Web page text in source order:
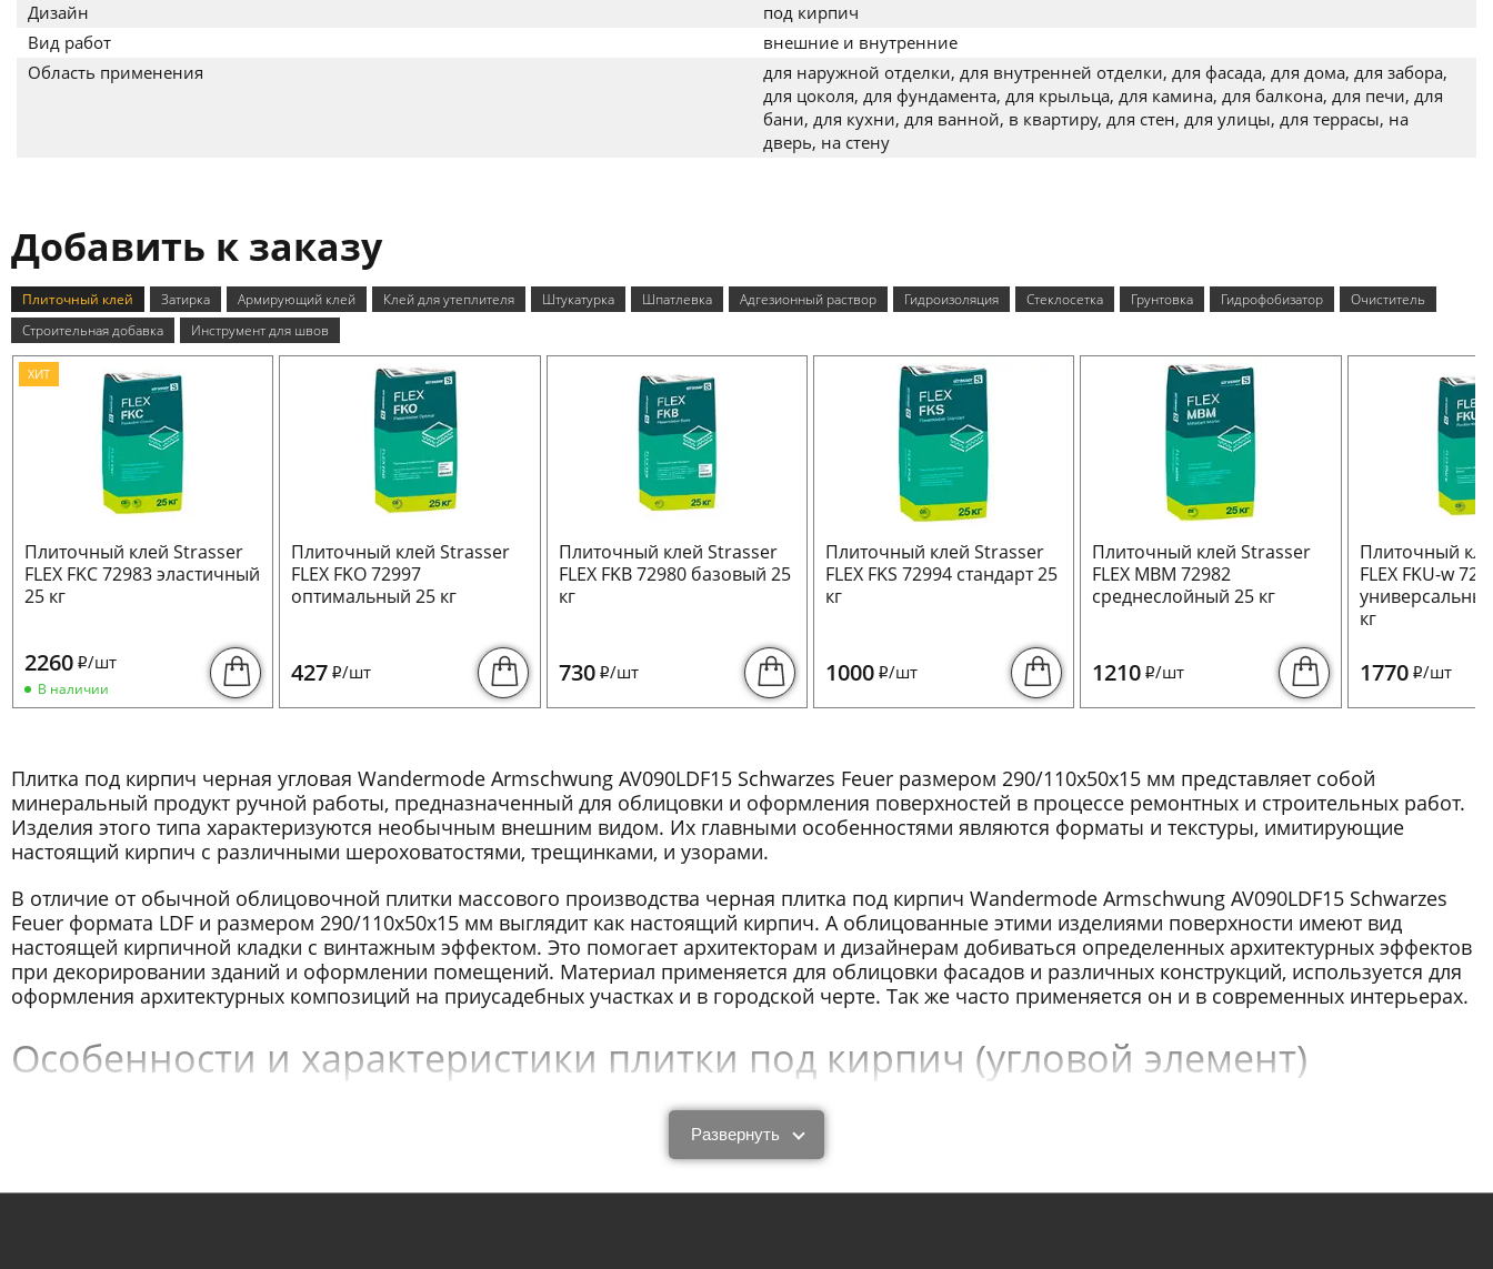
Дизайн
под кирпич
Вид работ
внешние и внутренние
Область применения
для наружной отделки, для внутренней отделки, для фасада, для дома, для забора,
для цоколя, для фундамента, для крыльца, для камина, для балкона, для печи, для
бани, для кухни, для ванной, в квартиру, для стен, для улицы, для террасы, на
дверь, на стену
Добавить к заказу
Плиточный клей Затирка Армирующий клей Клей для утеплителя Штукатурка Шпатлевка Адгезионный раствор Гидроизоляция Стеклосетка Грунтовка Гидрофобизатор
Очиститель
Строительная добавка
Инструмент для швов
ХИТ
Плиточный клей Strasser
FLEX FKC 72983 эластичный
25 кг
2260 i/шт
В наличии
Плиточный клей Strasser
FLEX FKO 72997
оптимальный 25 кг
427 i/шт
Плиточный клей Strasser
FLEX FKB 72980 базовый 25
кг
730 i/шт
Плиточный клей Strasser
FLEX FKS 72994 стандарт 25
кг
1000 i/шт
Плиточный клей Strasser
FLEX MBM 72982
среднеслойный 25 кг
1210 i/шт
Плиточный
FLEX FKU-w
кг
1770 i/шт
Плитка под кирпич черная угловая Wandermode Armschwung AV090LDF15 Schwarzes Feuer размером 290/110x50x15 мм представляет собой
минеральный продукт ручной работы, предназначенный для облицовки и оформления поверхностей в процессе ремонтных и строительных работ.
Изделия этого типа характеризуются необычным внешним видом. Их главными особенностями являются форматы и текстуры, имитирующие
настоящий кирпич с различными шероховатостями, трещинками, и узорами.
В отличие от обычной облицовочной плитки массового производства черная плитка под кирпич Wandermode Armschwung AV090LDF15 Schwarzes
Feuer формата LDF и размером 290/110x50x15 мм выглядит как настоящий кирпич. А облицованные этими изделиями поверхности имеют вид
настоящей кирпичной кладки с винтажным эффектом. Это помогает архитекторам и дизайнерам добиваться определенных архитектурных эффектов
при декорировании зданий и оформлении помещений. Материал применяется для облицовки фасадов и различных конструкций, используется для
оформления архитектурных композиций на приусадебных участках и в городской черте. Так же часто применяется он и в современных интерьерах.
Особенности и характеристики плитки под кирпич (угловой элемент)
Wandermode Armschwung AV090LDF15 Schwarzes Feuer толщиной 15 мм.
решение для частного загородного строительства и городских зданий. Этот материал обладает отличными техническими и эксплуатационными
Развернуть